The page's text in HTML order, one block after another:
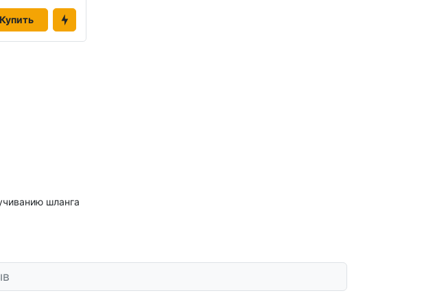
Купить
шланга